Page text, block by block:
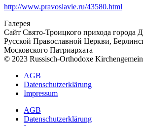
http://www.pravoslavie.ru/43580.html
Галерея
Сайт Свято-Троицкого прихода города
Русской Православной Церкви,
Московского Патриархата
© 2023 Russisch-Orthodoxe
АGB
Datenschutzerklärung
Impressum
АGB
Datenschutzerklärung